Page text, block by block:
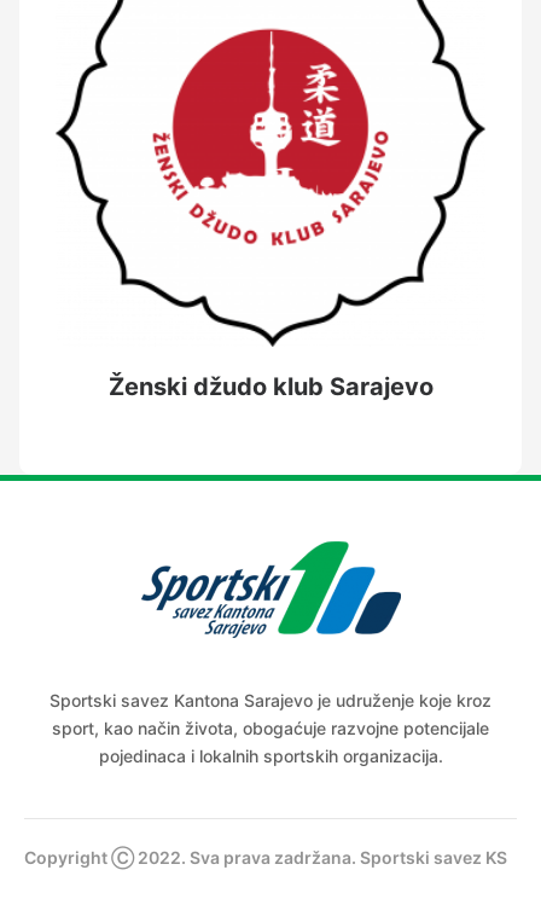
Ženski džudo klub Sarajevo
Sportski savez Kantona Sarajevo je udruženje koje kroz
sport, kao način života, obogaćuje razvojne potencijale
pojedinaca i lokalnih sportskih organizacija.
Copyright Ⓒ 2022. Sva prava zadržana. Sportski savez KS